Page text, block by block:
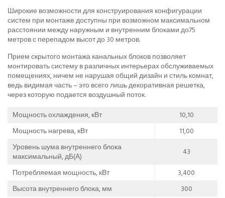
Широкие возможности для конструирования конфигурации
систем при монтаже доступны при возможном максимальном
расстоянии между наружным и внутренним блоками до75
метров с перепадом высот до 30 метров.
Прием скрытого монтажа канальных блоков позволяет
монтировать систему в различных интерьерах обслуживаемых
помещениях, ничем не нарушая общий дизайн и стиль комнат,
ведь видимая часть – это всего лишь декоративная решетка,
через которую подается воздушный поток.
Мощность охлаждения, кВт
10,10
Мощность нагрева, кВт
11,00
Уровень шума внутреннего блока
максимальный, дБ(А)
43
Потребляемая мощность, кВт
3,400
Высота внутреннего блока, мм
300